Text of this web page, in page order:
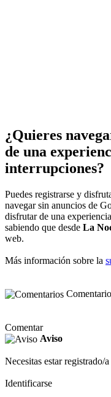
¿Quieres
de una
interrupciones?
Puedes registrarse y
navegar sin anuncios de
disfrutar de una
sabiendo que desde La
web.
Más información sobre la
Comentar
Aviso
Necesitas estar registrado/
Identificarse